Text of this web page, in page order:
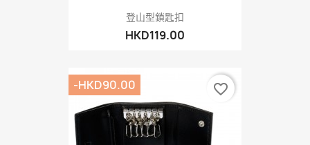
登山型鎖匙扣
HKD119.00
-HKD90.00 favorite_border